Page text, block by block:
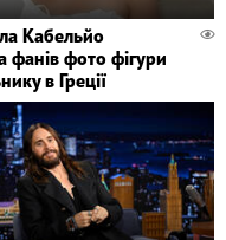
Кабельйо
фанів фото фігури
в Греції